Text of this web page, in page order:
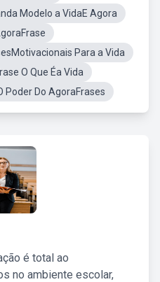
Modelo a VidaE Agora
Para a Vida
O Que Éa Vida
Poder Do AgoraFrases
é total ao
no ambiente escolar,